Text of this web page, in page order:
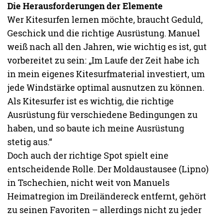
Die Herausforderungen der Elemente
Wer Kitesurfen lernen möchte, braucht Geduld,
Geschick und die richtige Ausrüstung. Manuel
weiß nach all den Jahren, wie wichtig es ist, gut
vorbereitet zu sein: „Im Laufe der Zeit habe ich
in mein eigenes Kitesurfmaterial investiert, um
jede Windstärke optimal ausnutzen zu können.
Als Kitesurfer ist es wichtig, die richtige
Ausrüstung für verschiedene Bedingungen zu
haben, und so baute ich meine Ausrüstung
stetig aus.“
Doch auch der richtige Spot spielt eine
entscheidende Rolle. Der Moldaustausee (Lipno)
in Tschechien, nicht weit von Manuels
Heimatregion im Dreiländereck entfernt, gehört
zu seinen Favoriten – allerdings nicht zu jeder